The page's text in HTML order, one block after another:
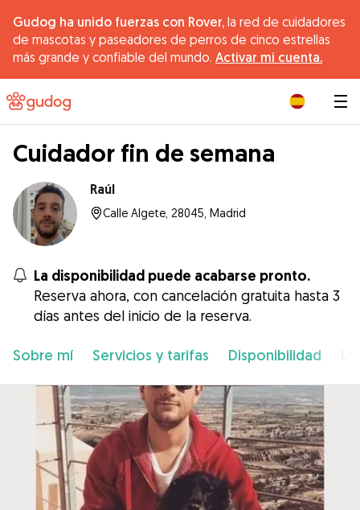
Gudog ha unido fuerzas con Rover, la red de cuidadores
de mascotas y paseadores de perros de cinco estrellas
más grande y confiable del mundo. Activar mi cuenta.
Cuidador fin de semana
Raúl
Calle Algete, 28045, Madrid
La disponibilidad puede acabarse pronto.
Reserva ahora, con cancelación gratuita hasta 3
días antes del inicio de la reserva.
Sobre mí Servicios y tarifas Disponibilidad